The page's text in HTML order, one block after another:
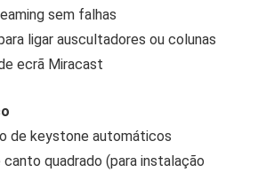
sem falhas
ligar auscultadores ou colunas
ecrã Miracast
de keystone automáticos
quadrado (para instalação